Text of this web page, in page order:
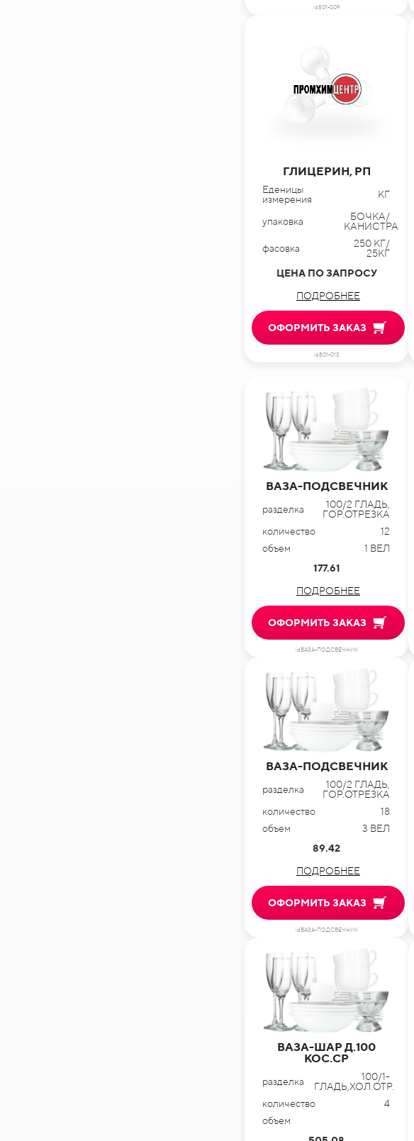
id801-009
ГЛИЦЕРИН, РП
Еденицы
измерения
КГ
упаковка
БОЧКА/
КАНИСТРА
фасовка
250 КГ/
25КГ
ЦЕНА ПО ЗАПРОСУ
ПОДРОБНЕЕ
ОФОРМИТЬ ЗАКАЗ
id801-013
ВАЗА-ПОДСВЕЧНИК
разделка
100/2 ГЛАДЬ,
ГОР.ОТРЕЗКА
количество
12
объем
1 ВЕЛ
177.61
ПОДРОБНЕЕ
ОФОРМИТЬ ЗАКАЗ
idВАЗА-ПОДСВЕЧНИК
ВАЗА-ПОДСВЕЧНИК
разделка
100/2 ГЛАДЬ,
ГОР.ОТРЕЗКА
количество
18
объем
3 ВЕЛ
89.42
ПОДРОБНЕЕ
ОФОРМИТЬ ЗАКАЗ
idВАЗА-ПОДСВЕЧНИК
ВАЗА-ШАР Д.100
КОС.СР
разделка
100/1-
ГЛАДЬ,ХОЛ.ОТР.
количество
4
объем